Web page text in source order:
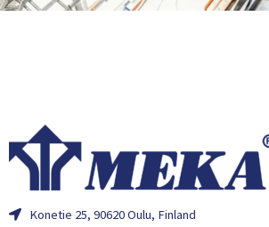
Konetie 25, 90620 Oulu, Finland